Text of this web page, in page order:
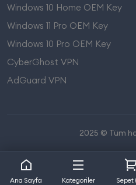
Ana Sayfa Kategoriler Sepet
Windows 10 Home OEM Key
Windows 11 Pro OEM Key
Windows 10 Pro OEM Key
CyberGhost VPN
AdGuard VPN
2025 © Tüm